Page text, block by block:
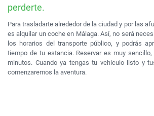
perderte.
Para trasladarte alrededor de la ciudad y por las
es alquilar un coche en Málaga. Así, no será
los horarios del transporte público, y podrás
tiempo de tu estancia. Reservar es muy
minutos. Cuando ya tengas tu vehículo listo y
comenzaremos la aventura.